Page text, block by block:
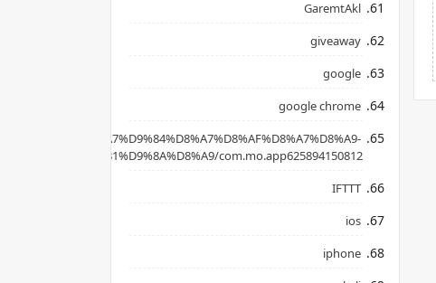
GaremtAkl
giveaway
google
google chrome
ar/%D8%A7%D9%84%D8%A7%D8%AF%D8%A7%D8%A9-
com.mo.app625894150812
IFTTT
ios
iphone